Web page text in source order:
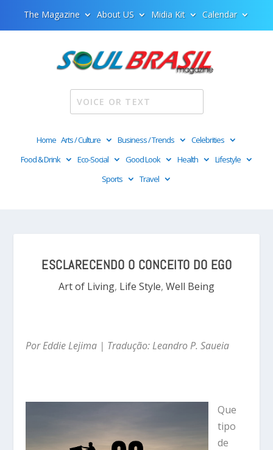
The Magazine About US Midia Kit Calendar
Home Arts / Culture Business / Trends
Celebrities
Food & Drink
Eco-Social Good Look Health
Lifestyle
Sports
Travel
ESCLARECENDO O CONCEITO DO EGO
Art of Living, Life Style, Well Being
Por Eddie Lejima | Tradução: Leandro P. Saueia
Que
tipo
de